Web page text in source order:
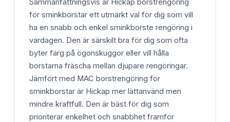
för sminkborstar ett utmärkt val för dig som vill
ha en snabb och enkel sminkborste rengöring i
vardagen. Den är särskilt bra för dig som ofta
byter färg på ögonskuggor eller vill hålla
borstarna fräscha mellan djupare rengöringar.
Jämfört med MAC borstrengöring för
sminkborstar är Hickap mer lättanvänd men
mindre kraftfull. Den är bäst för dig som
prioriterar enkelhet och snabbhet framför